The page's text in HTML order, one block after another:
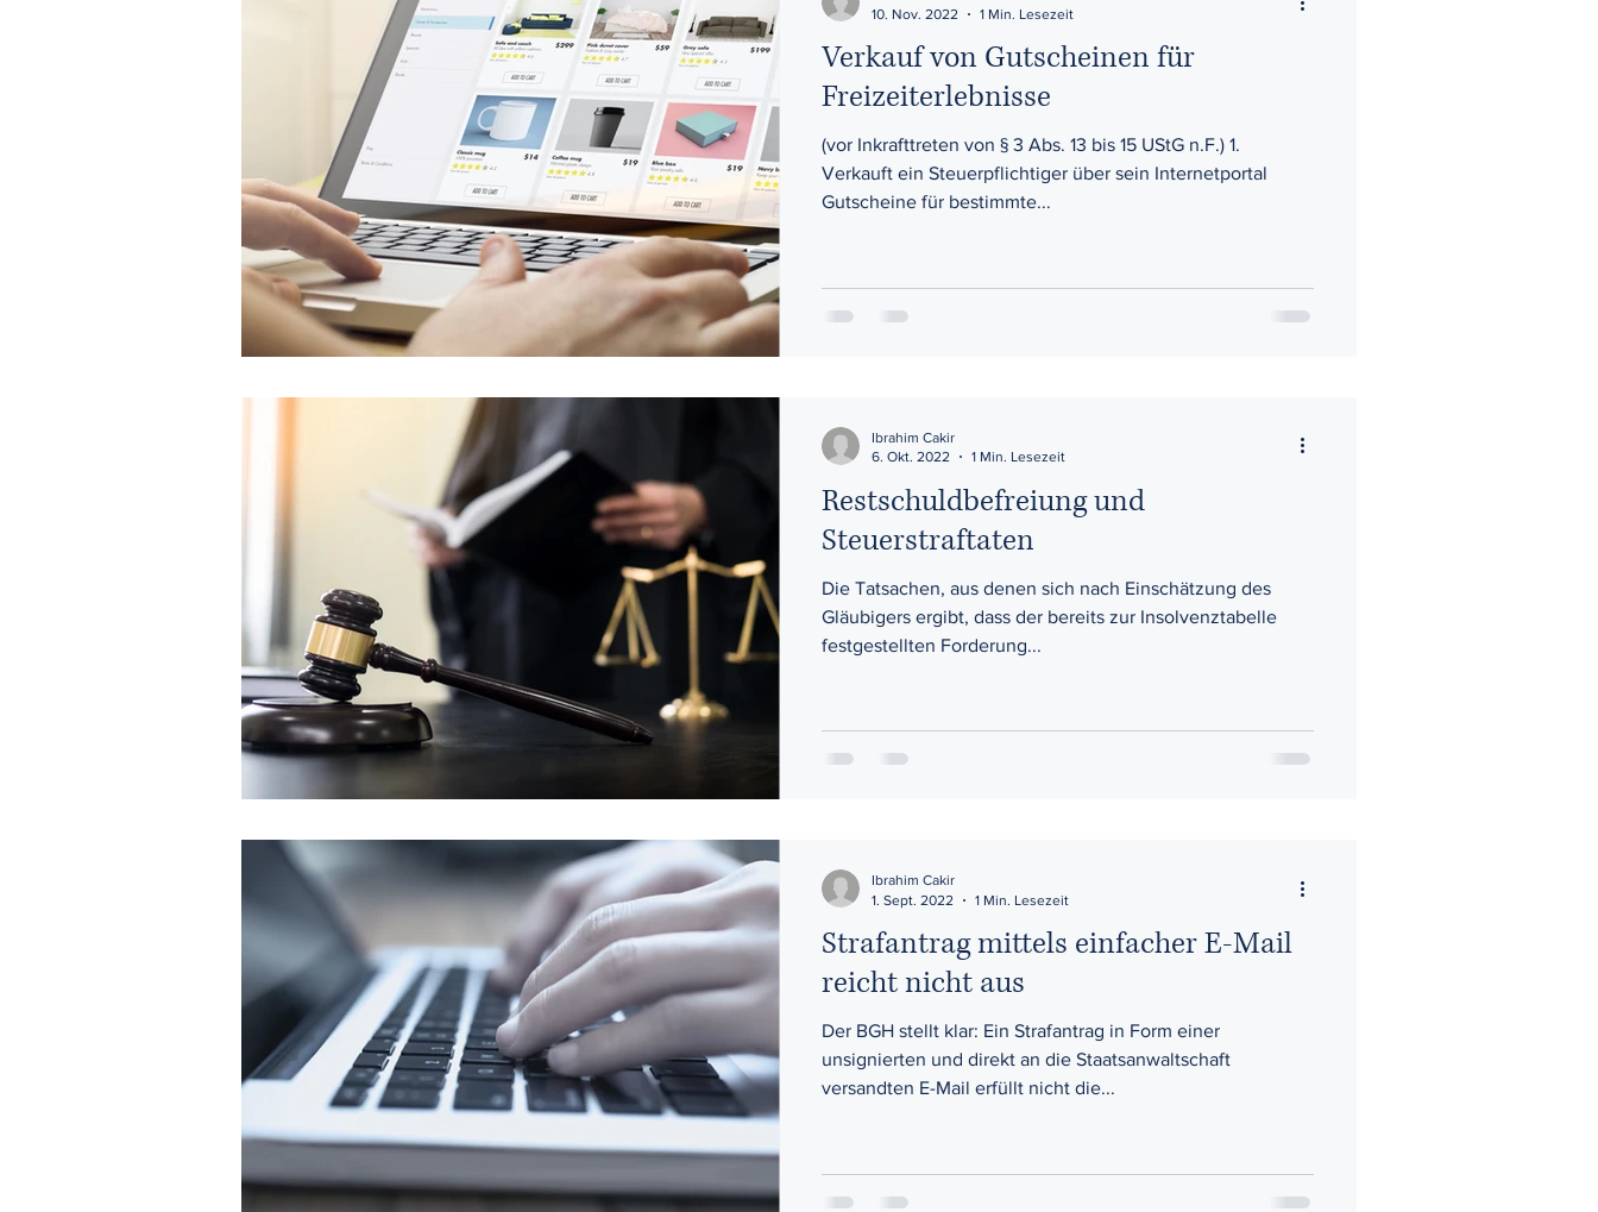
Unternehmensgründung
Verkauf von Gutscheinen für
Freizeiterlebnisse
(vor Inkrafttreten von § 3 Abs. 13 bis 15 UStG n.F.) 1.
Verkauft ein Steuerpflichtiger über sein Internetportal
Gutscheine für bestimmte...
10. Nov. 2022
1 Min. Lesezeit
Restschuldbefreiung und
Steuerstraftaten
Die Tatsachen, aus denen sich nach Einschätzung des
Gläubigers ergibt, dass der bereits zur Insolvenztabelle
festgestellten Forderung...
Ibrahim Cakir
6. Okt. 2022
1 Min. Lesezeit
Strafantrag mittels einfacher E-Mail
reicht nicht aus
Der BGH stellt klar: Ein Strafantrag in Form einer
unsignierten und direkt an die Staatsanwaltschaft
versandten E-Mail erfüllt nicht die...
Ibrahim Cakir
1. Sept. 2022
1 Min. Lesezeit